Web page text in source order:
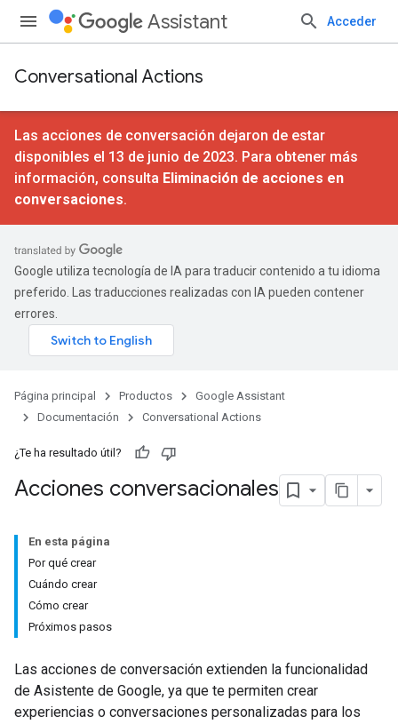
Assistant Acceder
Conversational Actions
Las acciones de conversación dejaron de estar
disponibles el 13 de junio de 2023. Para obtener más
información, consulta Eliminación de acciones en
conversaciones.
Google utiliza tecnología de IA para traducir contenido a tu idioma
preferido. Las traducciones realizadas con IA pueden contener
errores.
Página principal Productos
Google Assistant
Documentación
Conversational Actions
¿Te ha resultado útil?
Acciones conversacionales
En esta página
Por qué crear
Cuándo crear
Cómo crear
Próximos pasos
Las acciones de conversación extienden la funcionalidad
de Asistente de Google, ya que te permiten crear
experiencias o conversaciones personalizadas para los